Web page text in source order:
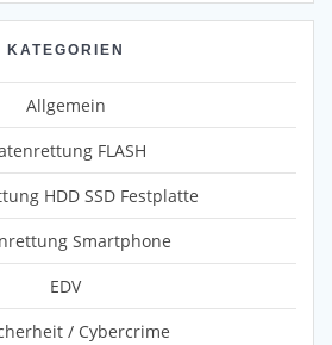
KATEGORIEN
Allgemein
FLASH
HDD SSD Festplatte
Smartphone
EDV
/ Cybercrime